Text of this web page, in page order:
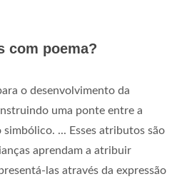
com poema?
o desenvolvimento da
uma ponte entre a
... Esses atributos são
aprendam a atribuir
las através da expressão